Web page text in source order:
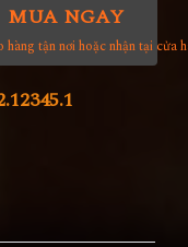
MUA NGAY
hàng tận nơi hoặc nhận tại cửa